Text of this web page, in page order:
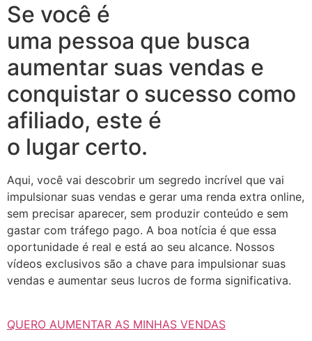
Se você é
uma pessoa que busca
aumentar suas vendas e
conquistar o sucesso como
afiliado, este é
o lugar certo.
Aqui, você vai descobrir um segredo incrível que vai
impulsionar suas vendas e gerar uma renda extra online,
sem precisar aparecer, sem produzir conteúdo e sem
gastar com tráfego pago. A boa notícia é que essa
oportunidade é real e está ao seu alcance. Nossos
vídeos exclusivos são a chave para impulsionar suas
vendas e aumentar seus lucros de forma significativa.
QUERO AUMENTAR AS MINHAS VENDAS